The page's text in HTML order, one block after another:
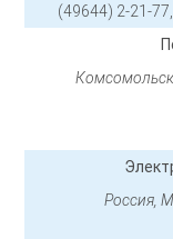
(49644) 2-21-
Россия,